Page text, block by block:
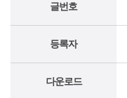
글번호
등록자
다운로드